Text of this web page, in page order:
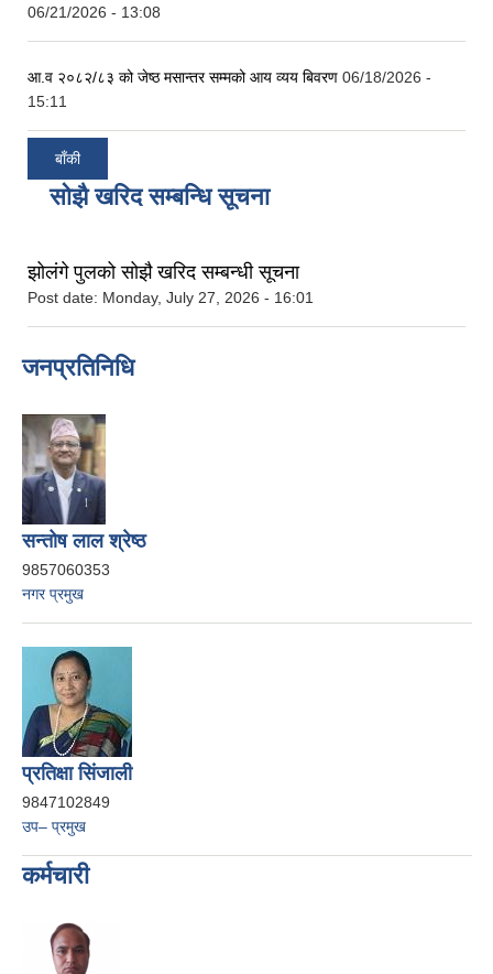
06/21/2026 - 13:08
आ.व २०८२/८३ को जेष्ठ मसान्तर सम्मको आय व्यय बिवरण 06/18/2026 -
15:11
बाँकी
सोझै खरिद सम्बन्धि सूचना
झोलंगे पुलको सोझै खरिद सम्बन्धी सूचना
Post date: Monday, July 27, 2026 - 16:01
जनप्रतिनिधि
सन्तोष लाल श्रेष्ठ
9857060353
नगर प्रमुख
प्रतिक्षा सिंजाली
9847102849
उप– प्रमुख
कर्मचारी